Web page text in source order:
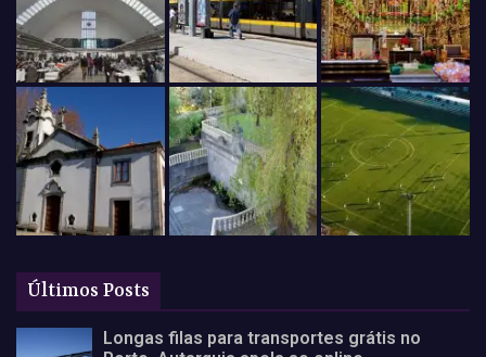
Últimos Posts
Longas filas para transportes grátis no